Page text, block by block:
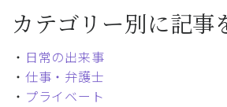
カテゴリー別に記事
・ 日常の出来事
・ 仕事・弁護士
・ プライベート